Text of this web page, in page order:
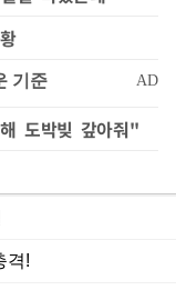
도박빚 갚아줘"